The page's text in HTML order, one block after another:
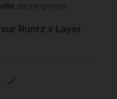
de s'exprimer.
Runtz x Layer
check